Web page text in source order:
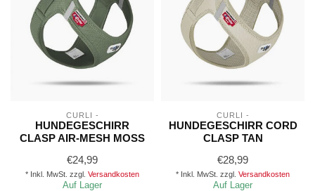
CURLI -
HUNDEGESCHIRR
CLASP AIR-MESH MOSS
€24,99
* Inkl. MwSt. zzgl. Versandkosten
Auf Lager
CURLI -
HUNDEGESCHIRR CORD
CLASP TAN
€28,99
* Inkl. MwSt. zzgl. Versandkosten
Auf Lager